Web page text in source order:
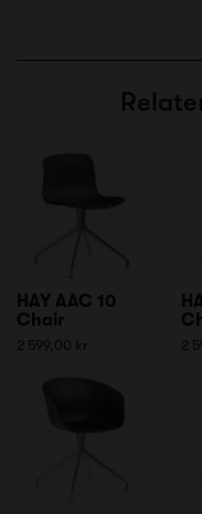
HAY AAC 10
Chair
2 599,00 kr 2